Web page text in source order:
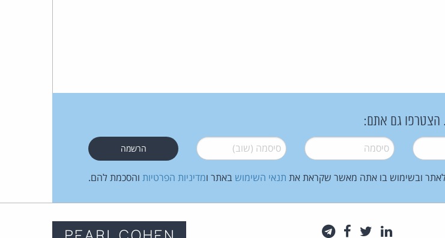
הצטרפו גם אתם:
סיסמה* סיסמה (שוב)*
ובשימוש בו אתה מאשר שקראת את תנאי השימוש באתר ומדיניות הפרטיות והסכמת להם.
לינקדאין
טוויטרפייסבוק